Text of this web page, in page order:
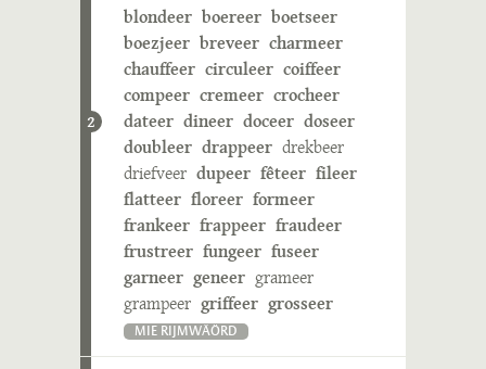
2
blondeer boereer boetseer
boezjeer breveer charmeer
chauffeer circuleer coiffeer
compeer cremeer crocheer
dateer dineer doceer doseer
doubleer drappeer drekbeer
driefveer dupeer fêteer fileer
flatteer floreer formeer
frankeer frappeer fraudeer
frustreer fungeer fuseer
garneer geneer grameer
grampeer griffeer grosseer
MIE RIJMWÄÖRD